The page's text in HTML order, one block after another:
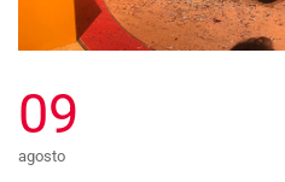
09
agosto